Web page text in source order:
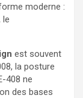
moderne :
le
est souvent
la posture
408 ne
des bases